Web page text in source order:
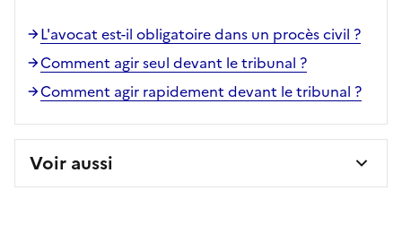
L'avocat est-il obligatoire dans un procès civil ?
Comment agir seul devant le tribunal ?
Comment agir rapidement devant le tribunal ?
Voir aussi